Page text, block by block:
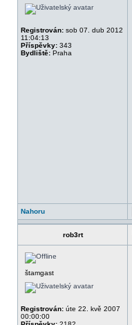
Registrován: sob 07. dub 2012
11:04:13
Příspěvky: 343
Bydliště: Praha
Nahoru
rob3rt
štamgast
Registrován: úte 22. kvě 2007
00:00:00